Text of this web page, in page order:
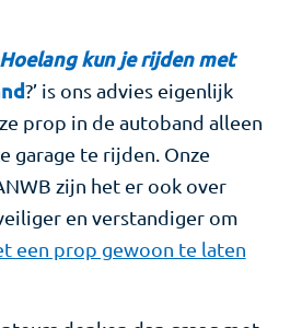
kun je rijden met
?’ is ons advies eigenlijk
prop in de autoband alleen
garage te rijden. Onze
zijn het er ook over
en verstandiger om
een prop gewoon te laten